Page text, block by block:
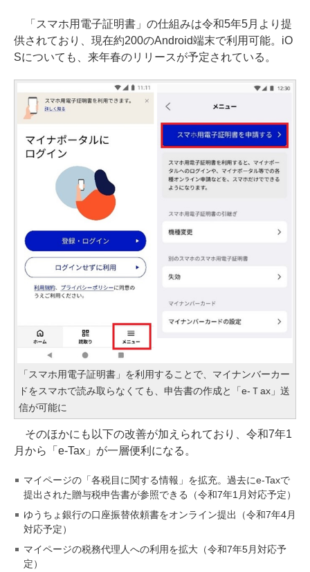
「スマホ用電子証明書」の仕組みは令和5年5月より提
供されており、現在約200のAndroid端末で利用可能。iO
Sについても、来年春のリリースが予定されている。
「スマホ用電子証明書」を利用することで、マイナンバーカー
ドをスマホで読み取らなくても、申告書の作成と「e-Ｔax」送
信が可能に
そのほかにも以下の改善が加えられており、令和7年1
月から「e-Tax」が一層便利になる。
マイページの「各税目に関する情報」を拡充。過去にe-Taxで
提出された贈与税申告書が参照できる（令和7年1月対応予定）
ゆうちょ銀行の口座振替依頼書をオンライン提出（令和7年4月
対応予定）
マイページの税務代理人への利用を拡大（令和7年5月対応予
定）